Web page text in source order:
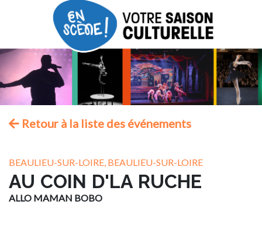
Retour à la liste des événements
BEAULIEU-SUR-LOIRE, BEAULIEU-SUR-LOIRE
AU COIN D'LA RUCHE
ALLO MAMAN BOBO